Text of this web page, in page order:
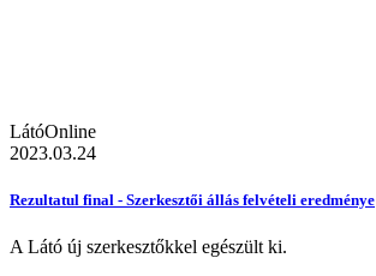
LátóOnline
2023.03.24
Rezultatul final - Szerkesztői állás felvételi eredménye
A Látó új szerkesztőkkel egészült ki.